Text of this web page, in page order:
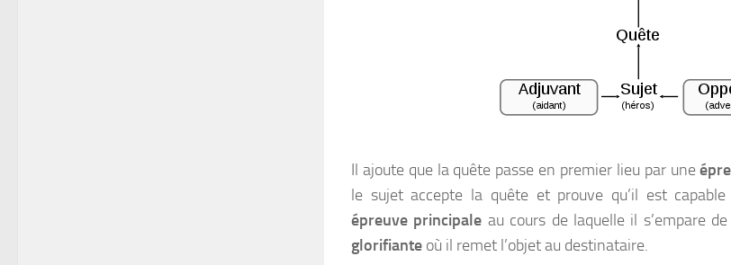
Il ajoute que la quête passe en premier lieu par une
le sujet accepte la quête et prouve qu’il est
épreuve principale au cours de laquelle il s’empare
glorifiante où il remet l’objet au destinataire.